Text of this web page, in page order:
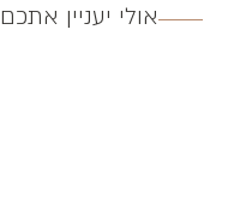
אולי יעניין אתכם